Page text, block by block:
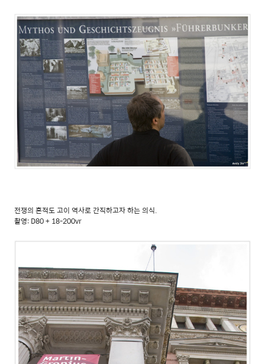
전쟁의 흔적도 고이 역사로 간직하고자 하는 의식.
촬영: D80 + 18-200vr